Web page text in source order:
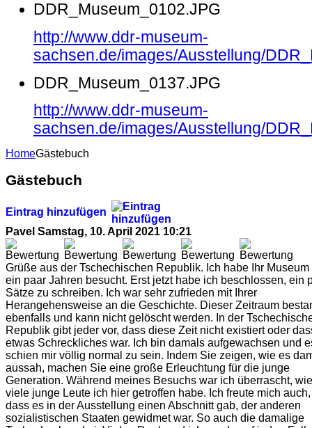
DDR_Museum_0102.JPG
http://www.ddr-museum-
sachsen.de/images/Ausstellung/
DDR_Museum_0137.JPG
http://www.ddr-museum-
sachsen.de/images/Ausstellung/
HomeGästebuch
Gästebuch
Eintrag hinzufügen
Pavel Samstag, 10. April 2021 10:21
Grüße aus der Tschechischen Republik. Ich habe Ihr Museum
ein paar Jahren besucht. Erst jetzt habe ich beschlossen, ein
Sätze zu schreiben. Ich war sehr zufrieden mit Ihrer
Herangehensweise an die Geschichte. Dieser Zeitraum
ebenfalls und kann nicht gelöscht werden. In der
Republik gibt jeder vor, dass diese Zeit nicht existiert oder
etwas Schreckliches war. Ich bin damals aufgewachsen und
schien mir völlig normal zu sein. Indem Sie zeigen, wie es
aussah, machen Sie eine große Erleuchtung für die junge
Generation. Während meines Besuchs war ich überrascht, wie
viele junge Leute ich hier getroffen habe. Ich freute mich auch,
dass es in der Ausstellung einen Abschnitt gab, der anderen
sozialistischen Staaten gewidmet war. So auch die damalige